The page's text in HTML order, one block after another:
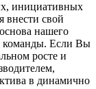
инициативных
внести свой
нашего
команды. Если Вы
росте и
в динамично